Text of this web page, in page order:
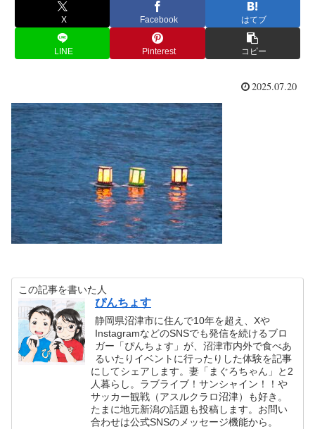
X Facebook はてブ
LINE Pinterest コピー
2025.07.20
この記事を書いた人
ぴんちょす
静岡県沼津市に住んで10年を超え、Xや
InstagramなどのSNSでも発信を続けるブロ
ガー「ぴんちょす」が、沼津市内外で食べあ
るいたりイベントに行ったりした体験を記事
にしてシェアします。妻「まぐろちゃん」と2
人暮らし。ラブライブ！サンシャイン！！や
サッカー観戦（アスルクラロ沼津）も好き。
たまに地元新潟の話題も投稿します。お問い
合わせは公式SNSのメッセージ機能から。